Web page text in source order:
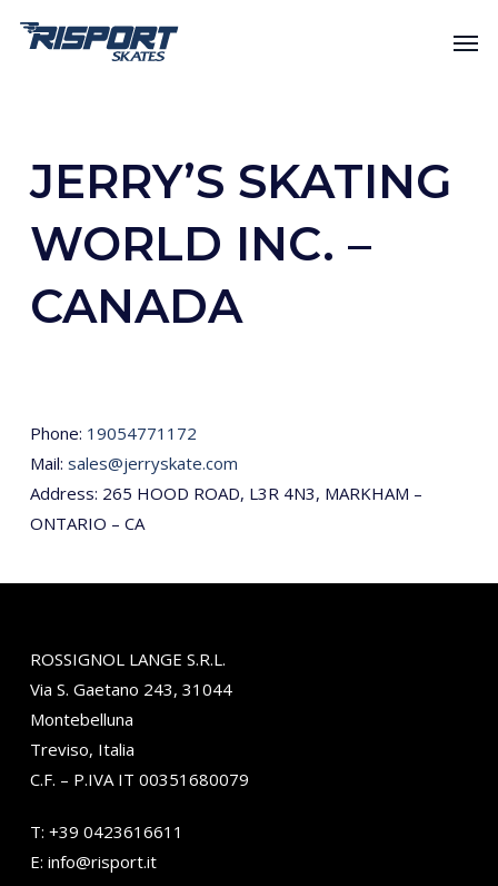
JERRY’S SKATING
WORLD INC. –
CANADA
Phone: 19054771172
Mail: sales@jerryskate.com
Address: 265 HOOD ROAD, L3R 4N3, MARKHAM –
ONTARIO – CA
ROSSIGNOL LANGE S.R.L.
Via S. Gaetano 243, 31044
Montebelluna
Treviso, Italia
C.F. – P.IVA IT 00351680079
T: +39 0423616611
E: info@risport.it